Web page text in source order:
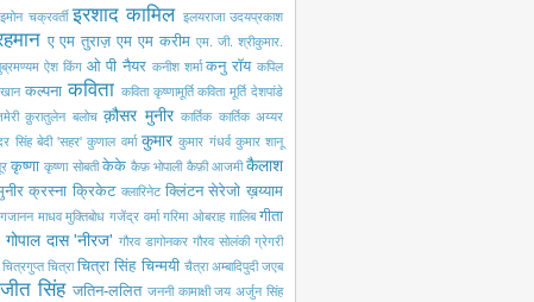
इमोन चक्रवर्ती इरशाद कामिल इलयराजा उदयप्रकाश
ए एम तुराज़ एम एम करीम एम. जी. श्रीकुमार.
ऐश किंग ओ पी नैयर कनीश शर्मा कनु रॉय कपिल
कल्पना कविता कविता कृष्णामूर्ति कविता मूर्ति देशपांडे
क़ुरातुलेन बलोच क़ौसर मुनीर कार्तिक कार्तिक अय्यर
सिंह बेदी 'सहर' कुणाल वर्मा कुमार कुमार गंधर्व कुमार शानू
कृष्णा कृष्णा सोबती केके कैफ़ भोपाली कैफ़ी आजमी कैलाश
क्रस्ना क्रिकेट क्लारिनेट क्लिंटन सेरेजो ख़य्याम
गजानन माधव मुक्तिबोध गजेंद्र वर्मा गरिमा ओबराह ग़ालिब गीता
गोपाल दास 'नीरज' गौरव डागोनकर गौरव सोलंकी ग्रेगरी
चित्रगुप्त चित्रा चित्रा सिंह चिन्मयी चैत्रा अम्बादिपुदी जएब
सिंह जतिन-ललित जननी कामाक्षी जय अर्जुन सिंह